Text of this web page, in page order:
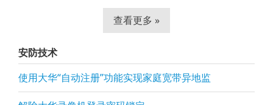
查看更多 »
安防技术
使用大华“自动注册”功能实现家庭宽带异地监